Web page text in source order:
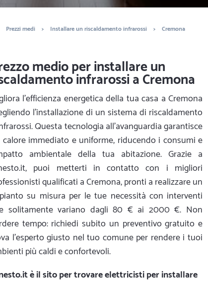
Prezzi medi > Installare un riscaldamento infrarossi > Cremona
medio per installare un
infrarossi a Cremona
l’efficienza energetica della tua casa a Cremona
l’installazione di un sistema di riscaldamento
Questa tecnologia all'avanguardia garantisce
immediato e uniforme, riducendo i consumi e
ambientale della tua abitazione. Grazie a
puoi metterti in contatto con i migliori
qualificati a Cremona, pronti a realizzare un
su misura per le tue necessità con interventi
solitamente variano dagli 80 € ai 2000 €. Non
tempo: richiedi subito un preventivo gratuito e
l'esperto giusto nel tuo comune per rendere i tuoi
più caldi e confortevoli.
è il sito per trovare elettricisti per installare